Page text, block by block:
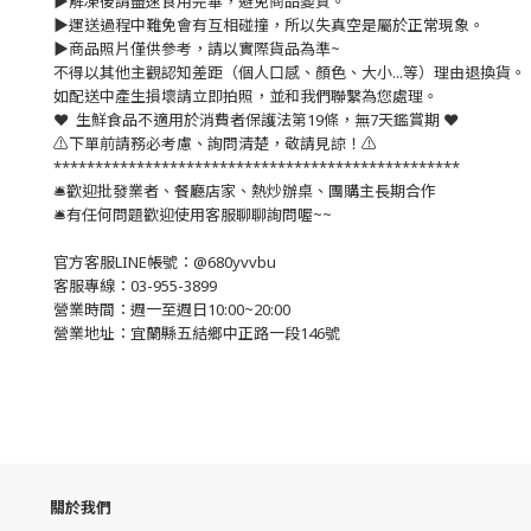
▶️運送過程中難免會有互相碰撞，所以失真空是屬於正常現象。
▶️商品照片僅供參考，請以實際貨品為準~
不得以其他主觀認知差距（個人口感、顏色、大小...等）理由退換貨。
如配送中產生損壞請立即拍照，並和我們聯繫為您處理。
❤️ 生鮮食品不適用於消費者保護法第19條，無7天鑑賞期 ❤️
⚠️下單前請務必考慮、詢問清楚，敬請見諒！⚠️
*************************************************
🛎歡迎批發業者、餐廳店家、熱炒辦桌、團購主長期合作
🛎有任何問題歡迎使用客服聊聊詢問喔~~
官方客服LINE帳號：@680yvvbu
客服專線：03-955-3899
營業時間：週一至週日10:00~20:00
營業地址：宜蘭縣五結鄉中正路一段146號
關於我們